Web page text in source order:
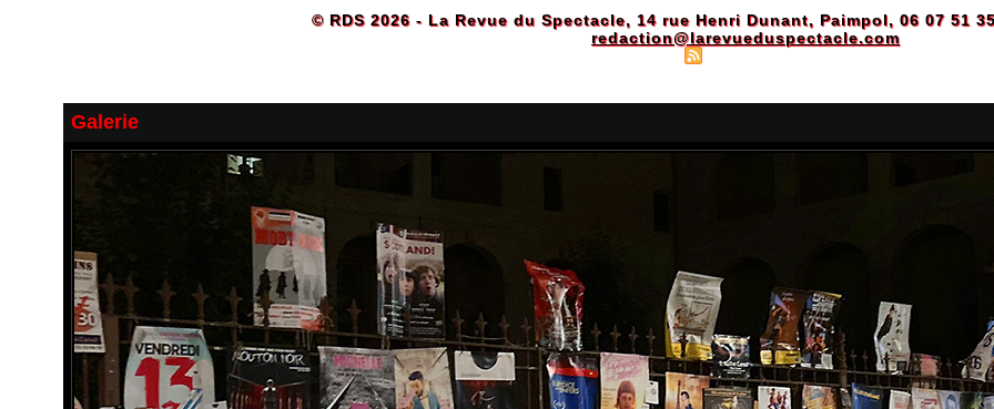
© RDS 2026 - La Revue du Spectacle, 14 rue Henri Dunant, Paimpol, 06 07 51
redaction@larevueduspectacle.com
Galerie